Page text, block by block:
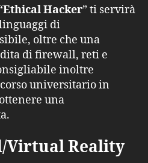
Ethical Hacker” ti servirà
di
oltre che una
di firewall, reti e
inoltre
universitario in
una
Virtual Reality